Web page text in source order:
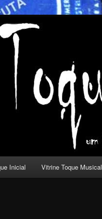
com outros olhos.
Inicial Vitrine Toque Musical